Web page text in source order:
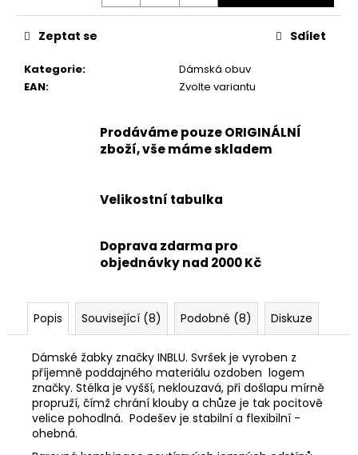
Kategorie:
Dámská obuv
EAN: Zvolte variantu
Zeptat se Sdílet
Prodáváme pouze ORIGINÁLNÍ
zboží, vše máme skladem
Velikostní tabulka
Doprava zdarma pro
objednávky nad 2000 Kč
Popis Související (8) Podobné (8) Diskuze
Dámské žabky značky INBLU. Svršek je vyroben z
příjemně poddajného materiálu ozdoben logem
značky. Stélka je vyšší, neklouzavá, při došlapu mírně
propruží, čímž chrání klouby a chůze je tak pocitově
velice pohodlná. Podešev je stabilní a flexibilní -
ohebná.
ZO19
BRONZOVÉ
Kč
Původně: